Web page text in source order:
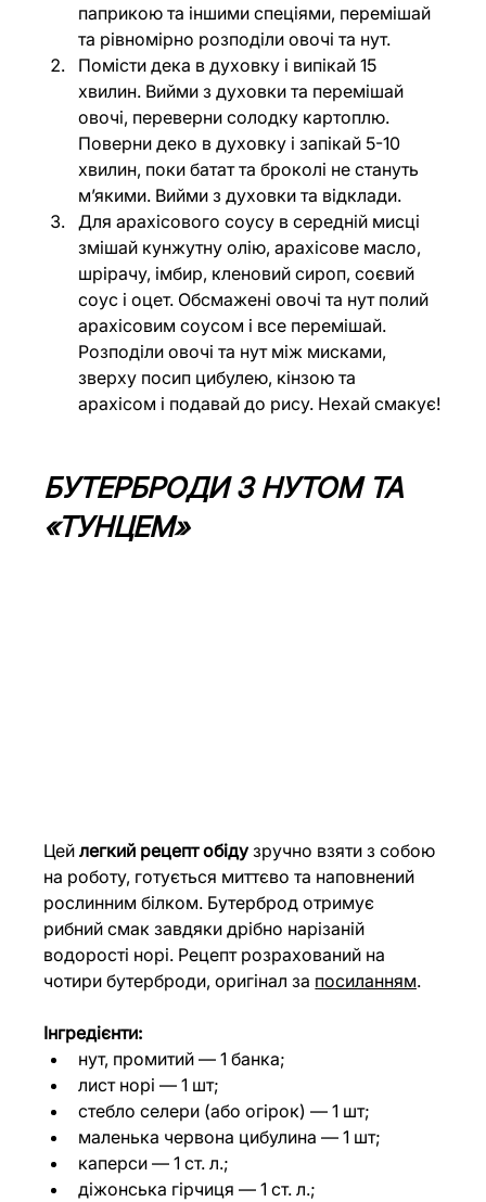
паприкою та іншими спеціями, перемішай
та рівномірно розподіли овочі та нут.
Помісти дека в духовку і випікай 15
хвилин. Вийми з духовки та перемішай
овочі, переверни солодку картоплю.
Поверни деко в духовку і запікай 5-10
хвилин, поки батат та броколі не стануть
м’якими. Вийми з духовки та відклади.
Для арахісового соусу в середній мисці
змішай кунжутну олію, арахісове масло,
шрірачу, імбир, кленовий сироп, соєвий
соус і оцет. Обсмажені овочі та нут полий
арахісовим соусом і все перемішай.
Розподіли овочі та нут між мисками,
зверху посип цибулею, кінзою та
арахісом і подавай до рису. Нехай смакує!
БУТЕРБРОДИ З НУТОМ ТА
«ТУНЦЕМ»
Цей легкий рецепт обіду зручно взяти з собою
на роботу, готується миттєво та наповнений
рослинним білком. Бутерброд отримує
рибний смак завдяки дрібно нарізаній
водорості норі. Рецепт розрахований на
чотири бутерброди, оригінал за посиланням.
Інгредієнти:
нут, промитий — 1 банка;
лист норі — 1 шт;
стебло селери (або огірок) — 1 шт;
маленька червона цибулина — 1 шт;
каперси — 1 ст. л.;
діжонська гірчиця — 1 ст. л.;